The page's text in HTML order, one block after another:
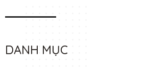
DANH MỤC